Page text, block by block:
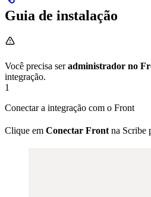
Guia de instalação
Você precisa seradministrador no
integração.
1
Conectar a integração com o Front
Clique em Conectar Front na Scribe